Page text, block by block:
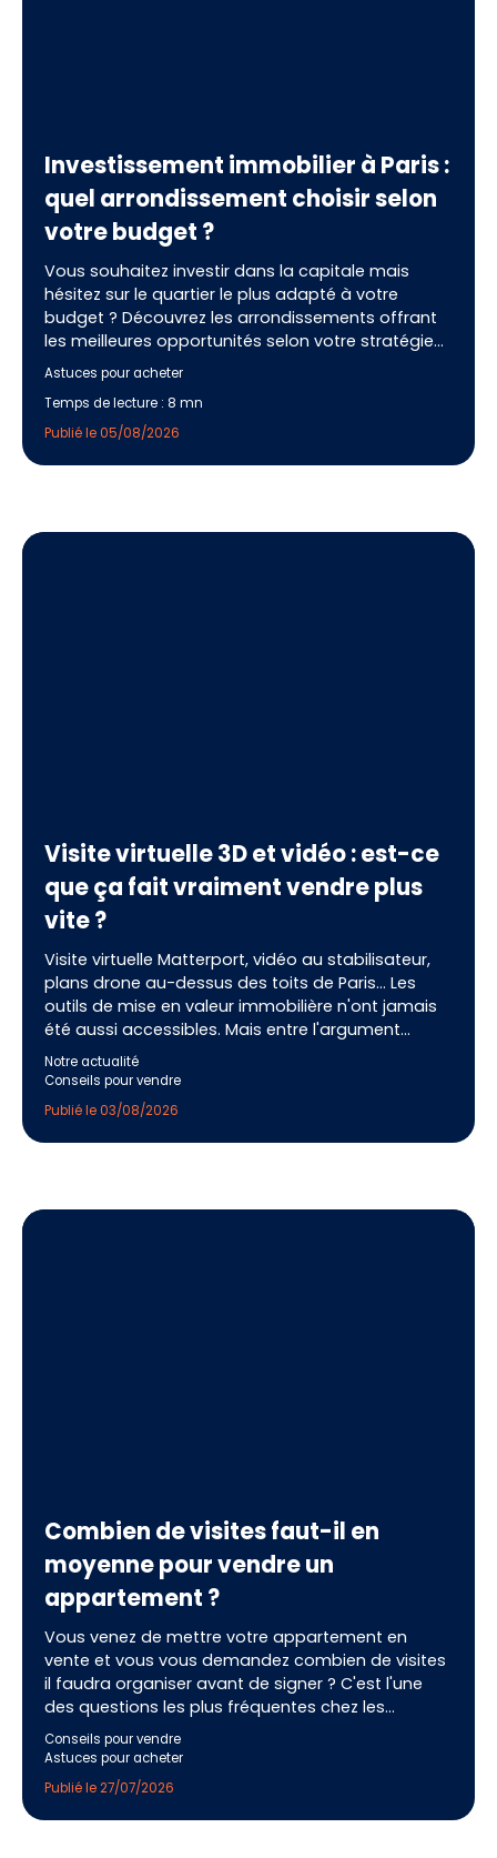
Investissement immobilier à Paris :
quel arrondissement choisir selon
votre budget ?
Vous souhaitez investir dans la capitale mais
hésitez sur le quartier le plus adapté à votre
budget ? Découvrez les arrondissements offrant
les meilleures opportunités selon votre stratégie
patrimoniale. Nos conseils vous aideront à réaliser
un investissement pérenne et à choisir le secteur
le plus pertinent avec l'accompagnement d'IMMO
MALIN.
Astuces pour acheter
Temps de lecture : 8 mn
Publié le 05/08/2026
Visite virtuelle 3D et vidéo : est-ce
que ça fait vraiment vendre plus
vite ?
Visite virtuelle Matterport, vidéo au stabilisateur,
plans drone au-dessus des toits de Paris… Les
outils de mise en valeur immobilière n'ont jamais
été aussi accessibles. Mais entre l'argument
commercial et la réalité du terrain, une question
demeure : ces technologies font-elles réellement
vendre plus vite, ou s'agit-il d'un gadget qui
rassure surtout le vendeur au moment de signer le
mandat ? Après 18 ans de transactions à Paris et
Notre actualité
Conseils pour vendre
Publié le 03/08/2026
Combien de visites faut-il en
moyenne pour vendre un
appartement ?
Vous venez de mettre votre appartement en
vente et vous vous demandez combien de visites
il faudra organiser avant de signer ? C'est l'une
des questions les plus fréquentes chez les
vendeurs, et pour cause : le nombre de visites est
un excellent thermomètre de la santé de votre
vente. En France, il faut compter en moyenne
entre 10 et 15 visites pour vendre un appartement.
Mais derrière cette moyenne se cachent
Conseils pour vendre
Astuces pour acheter
Publié le 27/07/2026